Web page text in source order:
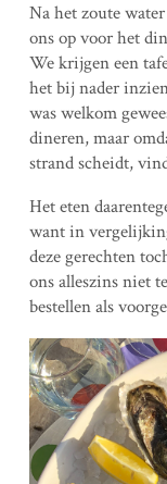
Na het zoute
ons op voor het
We krijgen een
het bij nader
was welkom
dineren, maar
strand scheidt,
Het eten
want in
deze gerechten
ons alleszins niet
bestellen als